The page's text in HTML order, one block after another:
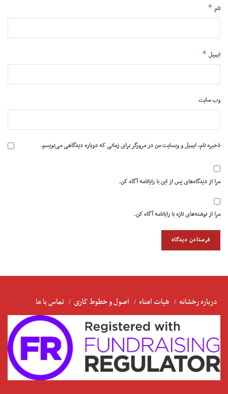
نام *
ایمیل *
وب‌ سایت
ذخیره نام، ایمیل و وبسایت من در مرورگر برای زمانی که دوباره دیدگاهی می‌نویسم.
مرا از دیدگاه‌های پس از این با رایانامه آگاه کن.
مرا از نوشته‌های تازه با رایانامه آگاه کن.
درباره رخشانه هیات امناء اصول و خطوط کاری تماس با ما